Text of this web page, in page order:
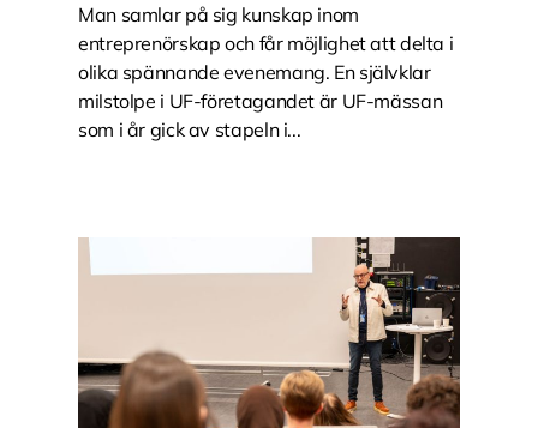
Man samlar på sig kunskap inom
entreprenörskap och får möjlighet att delta i
olika spännande evenemang. En självklar
milstolpe i UF-företagandet är UF-mässan
som i år gick av stapeln i...